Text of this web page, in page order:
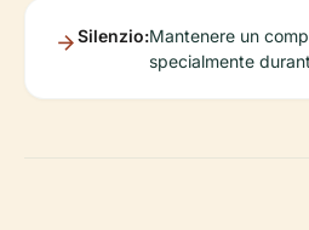
Silenzio:Mantenere un
specialmente